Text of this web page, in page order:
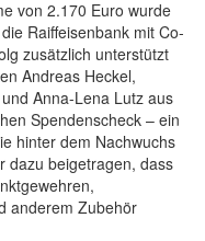
von 2.170 Euro wurde
Raiffeisenbank mit Co-
zusätzlich unterstützt
Andreas Heckel,
Anna-Lena Lutz aus
Spendenscheck – ein
hinter dem Nachwuchs
dazu beigetragen, dass
anderem Zubehör